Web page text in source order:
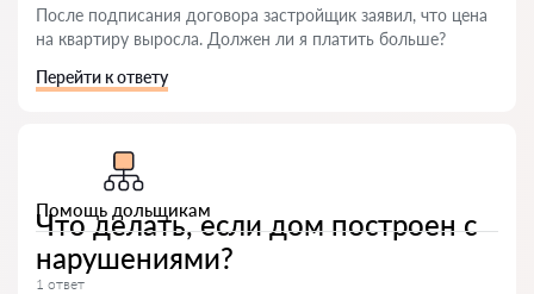
После подписания договора застройщик заявил, что цена
на квартиру выросла. Должен ли я платить больше?
Перейти к ответу
Помощь дольщикам
Что делать, если дом построен с
нарушениями?
1 ответ